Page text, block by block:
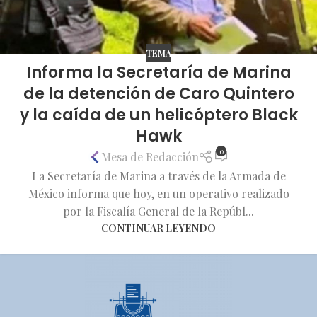
TEMA
Informa la Secretaría de Marina
de la detención de Caro Quintero
y la caída de un helicóptero Black
Hawk
Mesa de Redacción 0
La Secretaría de Marina a través de la Armada de
México informa que hoy, en un operativo realizado
por la Fiscalía General de la Repúbl...
CONTINUAR LEYENDO